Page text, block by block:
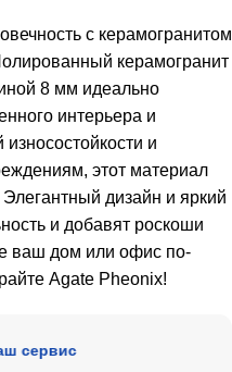
с керамогранитом
керамогранит
8 мм идеально
интерьера и
и
этот материал
дизайн и яркий
и добавят роскоши
ваш дом или офис по-
Agate Pheonix!